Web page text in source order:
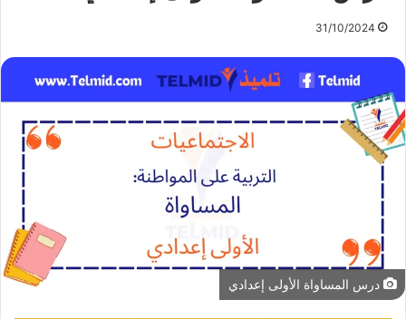
31/10/2024
درس المساواة الأولى إعدادي